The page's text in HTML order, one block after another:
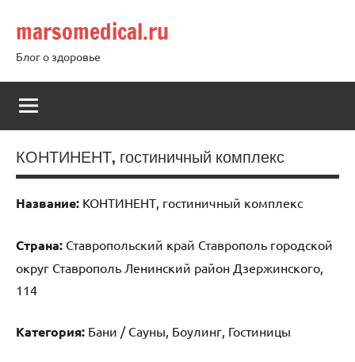
содержимому
marsomedical.ru
Блог о здоровье
КОНТИНЕНТ, гостиничный комплекс
Название: КОНТИНЕНТ, гостиничный комплекс
Страна: Ставропольский край Ставрополь городской
округ Ставрополь Ленинский район Дзержинского,
114
Категория: Бани / Сауны, Боулинг, Гостиницы